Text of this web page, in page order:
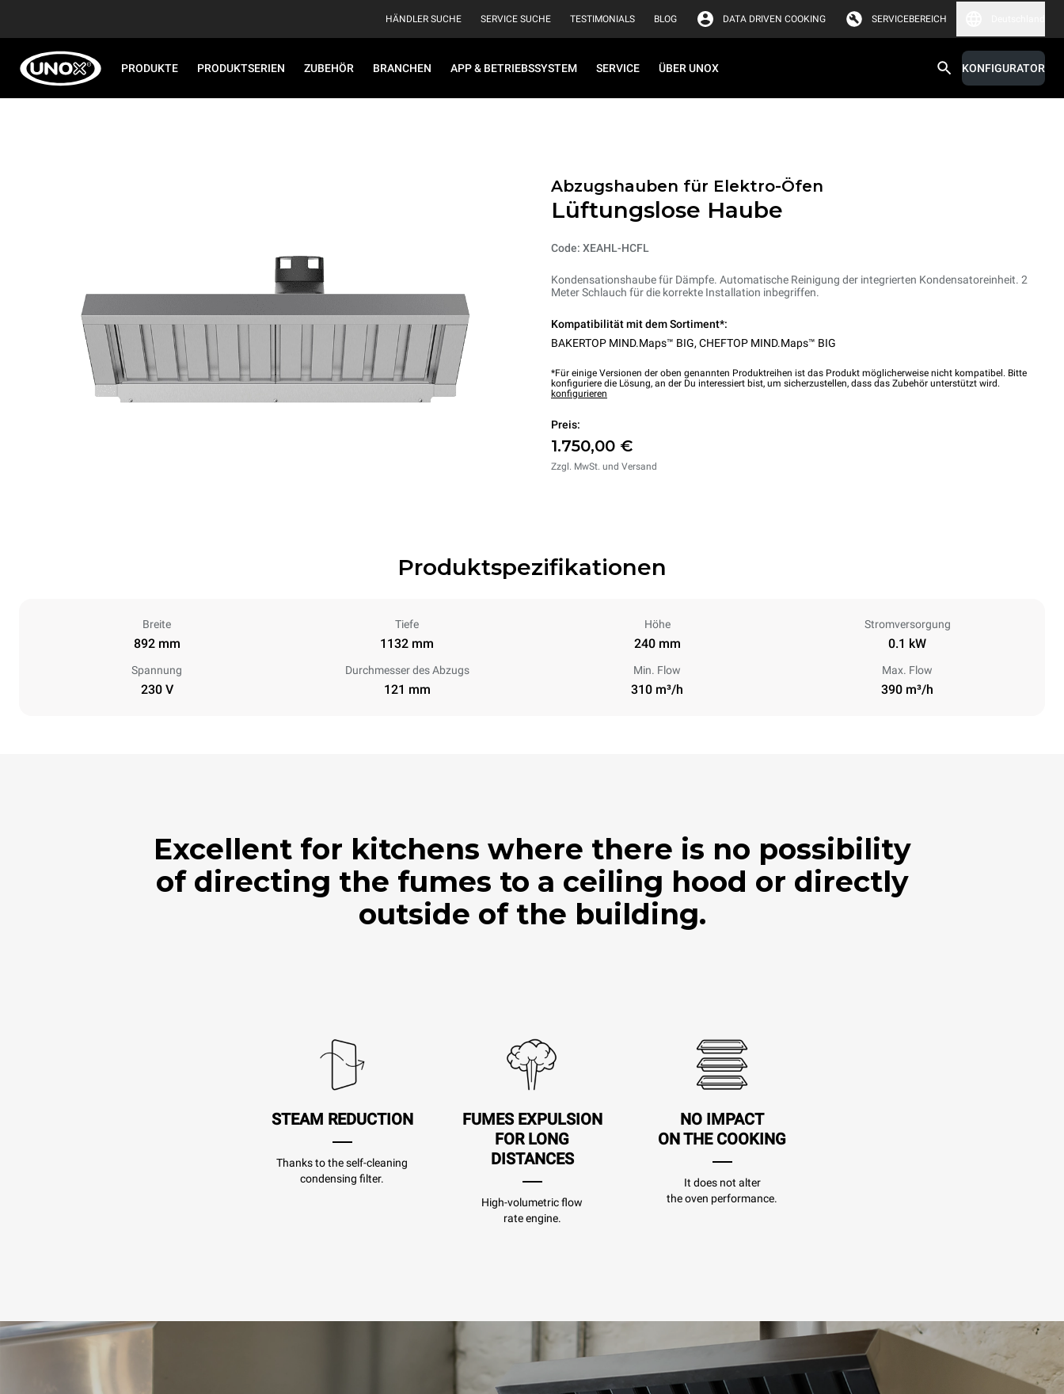
HÄNDLER SUCHE SERVICE SUCHE TESTIMONIALS BLOG DATA DRIVEN COOKING SERVICEBEREICH
PRODUKTE PRODUKTSERIEN ZUBEHÖR BRANCHEN APP & BETRIEBSSYSTEM SERVICE ÜBER UNOX KONFIGURATOR
Abzugshauben für Elektro-Öfen
Lüftungslose Haube
Code: XEAHL-HCFL
Kondensationshaube für Dämpfe. Automatische Reinigung der integrierten Kondensatoreinheit. 2
Meter Schlauch für die korrekte Installation inbegriffen.
Kompatibilität mit dem Sortiment*:
BAKERTOP MIND.Maps™ BIG, CHEFTOP MIND.Maps™ BIG
*Für einige Versionen der oben genannten Produktreihen ist das Produkt möglicherweise nicht kompatibel. Bitte
konfiguriere die Lösung, an der Du interessiert bist, um sicherzustellen, dass das Zubehör unterstützt wird.
konfigurieren
Preis:
1.750,00 €
Zzgl. MwSt. und Versand
Produktspezifikationen
Breite
892 mm
Tiefe
1132 mm
Höhe
240 mm
Stromversorgung
0.1 kW
Spannung
230 V
Durchmesser des Abzugs
121 mm
Min. Flow
310 m³/h
Max. Flow
390 m³/h
Excellent for kitchens where there is no possibility
of directing the fumes to a ceiling hood or directly
outside of the building.
STEAM REDUCTION
Thanks to the self-cleaning
condensing filter.
FUMES EXPULSION
FOR LONG
DISTANCES
High-volumetric flow
rate engine.
NO IMPACT
ON THE COOKING
It does not alter
the oven performance.